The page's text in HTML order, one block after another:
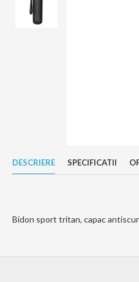
DESCRIERE SPECIFICATII
Bidon sport tritan, capac